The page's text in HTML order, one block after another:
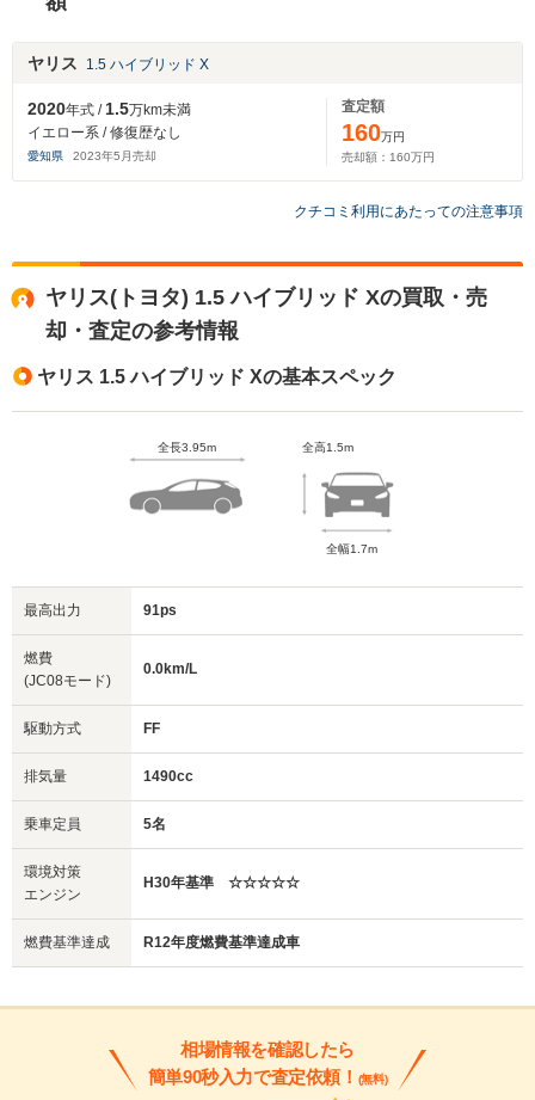
ヤリス 1.5 ハイブリッド X
2020年式 /1.5万km未満
イエロー系 / 修復歴なし
愛知県 2023年5 月売却
査定額
160万円
売却額： 160万円
クチコミ利用にあたっての注意事項
ヤリス(トヨタ) 1.5 ハイブリッド Xの買取・売
却・査定の参考情報
ヤリス 1.5 ハイブリッド Xの基本スペック
全長3.95m 全高1.5m
全幅1.7m
最高出力 91ps
燃費
(JC08モード)
0.0km/L
駆動方式 FF
排気量 1490cc
乗車定員 5名
環境対策
エンジン
H30年基準 ☆☆☆☆☆
燃費基準達成 R12年度燃費基準達成車
相場情報を確認したら
簡単90秒入力で査定依頼！ (無料)